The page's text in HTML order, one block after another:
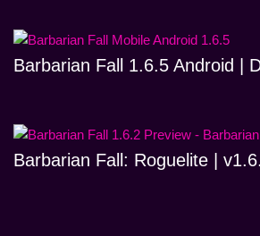
Barbarian Fall 1.6.5 Android |
Barbarian Fall: Roguelite |